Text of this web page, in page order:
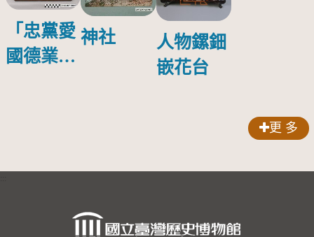
「忠黨愛
國德業並
神社
人物鏍鈿
嵌花台
更 多